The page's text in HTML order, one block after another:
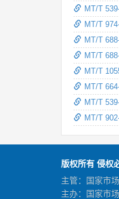
MT/T
MT/T
MT/T
MT/T
MT/T
MT/T
MT/T
MT/T
版权所有 侵权
主管：国家市
主办：国家市